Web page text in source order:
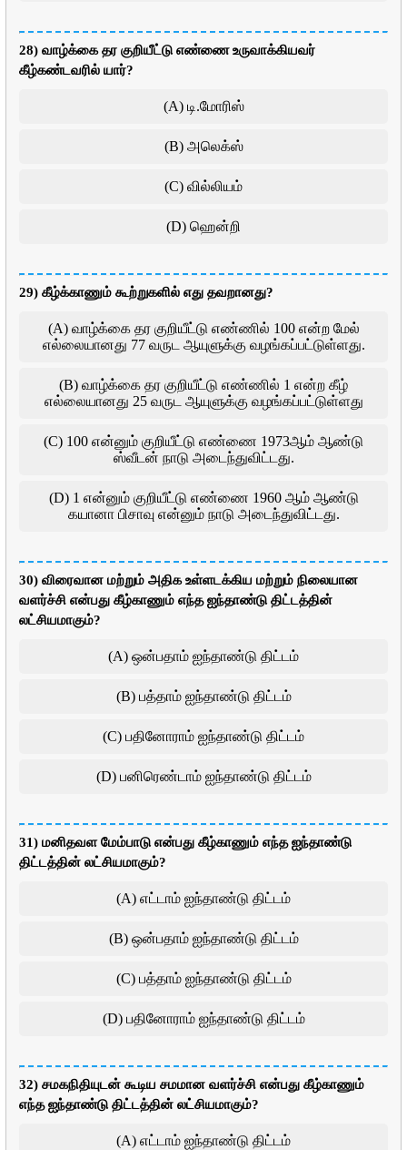
28) வாழ்க்கை தர குறியீட்டு எண்ணை உருவாக்கியவர்
கீழ்கண்டவரில் யார்?
(A) டி.மோரிஸ்
(B) அலெக்ஸ்
(C) வில்லியம்
(D) ஹென்றி
29) கீழ்க்காணும் கூற்றுகளில் எது தவறானது?
(A) வாழ்க்கை தர குறியீட்டு எண்ணில் 100 என்ற மேல்
எல்லையானது 77 வருட ஆயுளுக்கு வழங்கப்பட்டுள்ளது.
(B) வாழ்க்கை தர குறியீட்டு எண்ணில் 1 என்ற கீழ்
எல்லையானது 25 வருட ஆயுளுக்கு வழங்கப்பட்டுள்ளது
(C) 100 என்னும் குறியீட்டு எண்ணை 1973ஆம் ஆண்டு
ஸ்வீடன் நாடு அடைந்துவிட்டது.
(D) 1 என்னும் குறியீட்டு எண்ணை 1960 ஆம் ஆண்டு
கயானா பிசாவு என்னும் நாடு அடைந்துவிட்டது.
30) விரைவான மற்றும் அதிக உள்ளடக்கிய மற்றும் நிலையான
வளர்ச்சி என்பது கீழ்காணும் எந்த ஐந்தாண்டு திட்டத்தின்
லட்சியமாகும்?
(A) ஒன்பதாம் ஐந்தாண்டு திட்டம்
(B) பத்தாம் ஐந்தாண்டு திட்டம்
(C) பதினோராம் ஐந்தாண்டு திட்டம்
(D) பனிரெண்டாம் ஐந்தாண்டு திட்டம்
31) மனிதவள மேம்பாடு என்பது கீழ்காணும் எந்த ஐந்தாண்டு
திட்டத்தின் லட்சியமாகும்?
(A) எட்டாம் ஐந்தாண்டு திட்டம்
(B) ஒன்பதாம் ஐந்தாண்டு திட்டம்
(C) பத்தாம் ஐந்தாண்டு திட்டம்
(D) பதினோராம் ஐந்தாண்டு திட்டம்
32) சமகநிதியுடன் கூடிய சமமான வளர்ச்சி என்பது கீழ்காணும்
எந்த ஐந்தாண்டு திட்டத்தின் லட்சியமாகும்?
(A) எட்டாம் ஐந்தாண்டு திட்டம்